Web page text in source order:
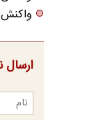
ارسال